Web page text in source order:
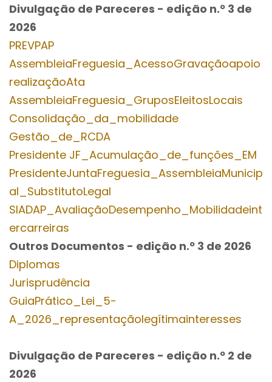
Divulgação de Pareceres - edição n.º 3 de
2026
PREVPAP
AssembleiaFreguesia_AcessoGravaçãoapoio
realizaçãoAta
AssembleiaFreguesia_GruposEleitosLocais
Consolidação_da_mobilidade
Gestão_de_RCDA
Presidente JF_Acumulação_de_funções_EM
PresidenteJuntaFreguesia_AssembleiaMunicip
al_SubstitutoLegal
SIADAP_AvaliaçãoDesempenho_Mobilidadeint
ercarreiras
Outros Documentos - edição n.º 3 de 2026
Diplomas
Jurisprudência
GuiaPrático_Lei_5-
A_2026_representaçãolegítimainteresses
Divulgação de Pareceres - edição n.º 2 de
2026